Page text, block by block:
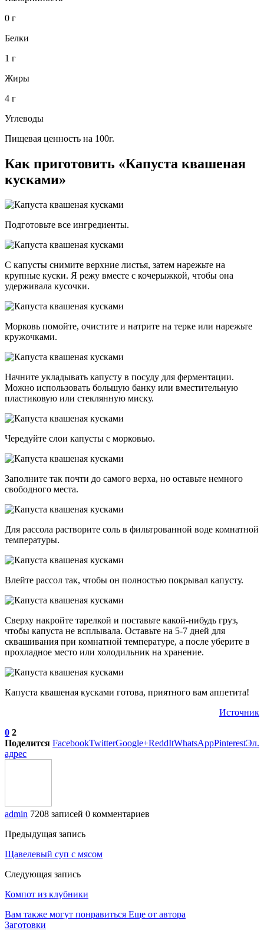
0 г
Белки
1 г
Жиры
4 г
Углеводы
Пищевая ценность на 100г.
Как приготовить «Капуста квашеная
кусками»
Подготовьте все ингредиенты.
С капусты снимите верхние листья, затем нарежьте на
крупные куски. Я режу вместе с кочерыжкой, чтобы она
удерживала кусочки.
Морковь помойте, очистите и натрите на терке или нарежьте
кружочками.
Начните укладывать капусту в посуду для ферментации.
Можно использовать большую банку или вместительную
пластиковую или стеклянную миску.
Чередуйте слои капусты с морковью.
Заполните так почти до самого верха, но оставьте немного
свободного места.
Для рассола растворите соль в фильтрованной воде комнатной
температуры.
Влейте рассол так, чтобы он полностью покрывал капусту.
Сверху накройте тарелкой и поставьте какой-нибудь груз,
чтобы капуста не всплывала. Оставьте на 5-7 дней для
сквашивания при комнатной температуре, а после уберите в
прохладное место или холодильник на хранение.
Капуста квашеная кусками готова, приятного вам аппетита!
Источник
0 2
Поделится FacebookTwitterGoogle+ReddItWhatsAppPinterestЭл.
адрес
admin 7208 записей 0 комментариев
Предыдущая запись
Щавелевый суп с мясом
Следующая запись
Компот из клубники
Вам также могут понравиться Еще от автора
Заготовки